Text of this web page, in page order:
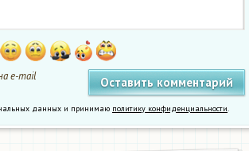
e-mail
данных и принимаю политику конфиденциальности.